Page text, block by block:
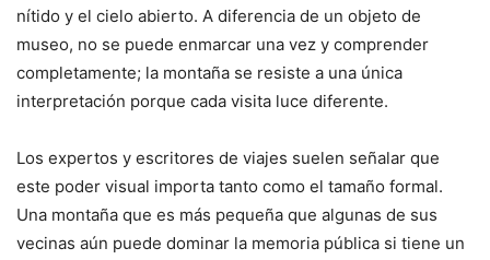
nítido y el cielo abierto. A diferencia de un objeto de
museo, no se puede enmarcar una vez y comprender
completamente; la montaña se resiste a una única
interpretación porque cada visita luce diferente.
Los expertos y escritores de viajes suelen señalar que
este poder visual importa tanto como el tamaño formal.
Una montaña que es más pequeña que algunas de sus
vecinas aún puede dominar la memoria pública si tiene un